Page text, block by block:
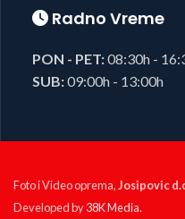
Radno Vreme
PON - PET:08:30h -
SUB:09:00h - 13:00h
Foto i Video oprema,Josipovic
Developed by38K Media.